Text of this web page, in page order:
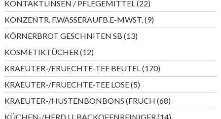
KONTAKTLINSEN / PFLEGEMITTEL 2222
Produkte
KONZENTR. F.WASSERAUFB.E-MWST. 99
Produkte
KÖRNERBROT GESCHNITEN SB 1313
Produkte
KOSMETIKTÜCHER 1212
Produkte
KRAEUTER-/FRUECHTE-TEE BEUTEL 170170
Produkte
KRAEUTER-/FRUECHTE-TEE LOSE 55
Produkte
KRAEUTER-/HUSTENBONBONS (FRUCH 6868
Produkte
KÜCHEN-/HERD U. BACKOFENREINIGER 1414